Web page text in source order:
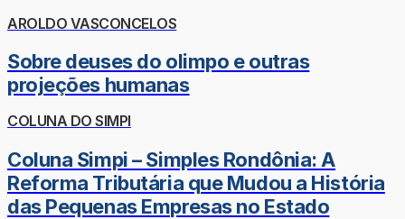
AROLDO VASCONCELOS
Sobre deuses do olimpo e outras
projeções humanas
COLUNA DO SIMPI
Coluna Simpi – Simples Rondônia: A
Reforma Tributária que Mudou a História
das Pequenas Empresas no Estado